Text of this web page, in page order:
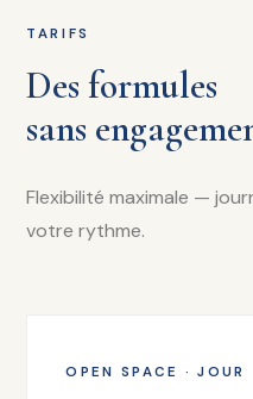
TARIFS
Des formules
sans
Flexibilité maximale —
votre rythme.
OPEN SPACE · JOUR